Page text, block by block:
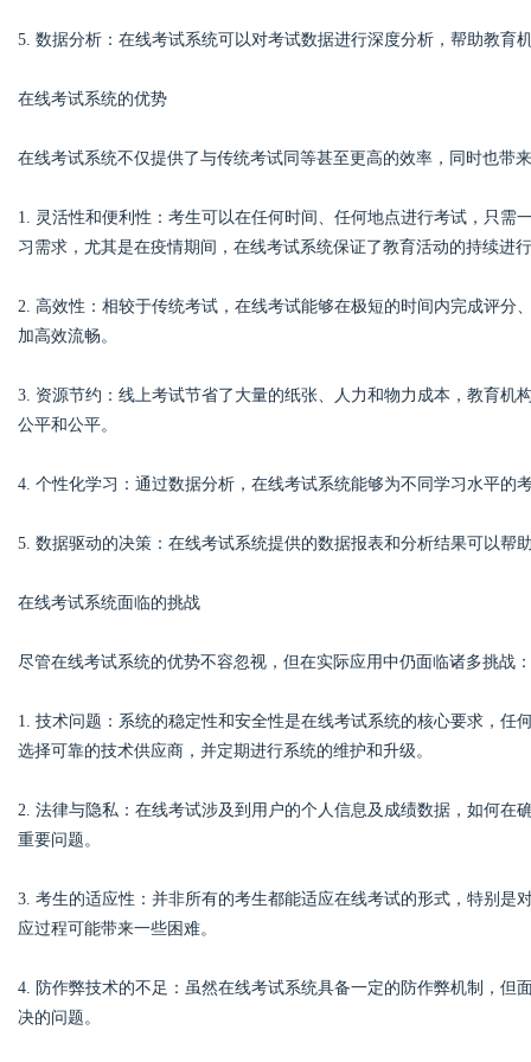
5. 数据分析：在线考试系统可以对考试数据进行深度分析，帮助教育
在线考试系统的优势
在线考试系统不仅提供了与传统考试同等甚至更高的效率，同时也带
1. 灵活性和便利性：考生可以在任何时间、任何地点进行考试，只
习需求，尤其是在疫情期间，在线考试系统保证了教育活动的持续进
2. 高效性：相较于传统考试，在线考试能够在极短的时间内完成评
加高效流畅。
3. 资源节约：线上考试节省了大量的纸张、人力和物力成本，教育
公平和公平。
4. 个性化学习：通过数据分析，在线考试系统能够为不同学习水平的
5. 数据驱动的决策：在线考试系统提供的数据报表和分析结果可以帮
在线考试系统面临的挑战
尽管在线考试系统的优势不容忽视，但在实际应用中仍面临诸多挑战：
1. 技术问题：系统的稳定性和安全性是在线考试系统的核心要求，
选择可靠的技术供应商，并定期进行系统的维护和升级。
2. 法律与隐私：在线考试涉及到用户的个人信息及成绩数据，如何
重要问题。
3. 考生的适应性：并非所有的考生都能适应在线考试的形式，特别
应过程可能带来一些困难。
4. 防作弊技术的不足：虽然在线考试系统具备一定的防作弊机制，
决的问题。